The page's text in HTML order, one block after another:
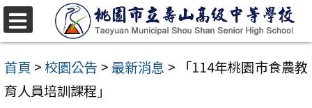
跳
至
主
要
首頁 >校園公告 >最新消息 >
「114年桃園市食農教
育人員培訓課程」
選
單